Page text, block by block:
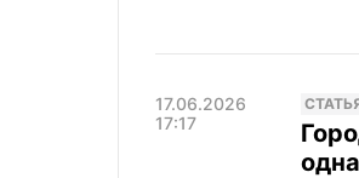
17.06.2026
17:17